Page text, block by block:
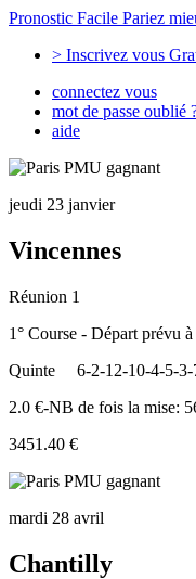
Pronostic Facile Pariez
> Inscrivez vous
connectez vous
mot de passe oublié
aide
jeudi 23 janvier
Vincennes
Réunion 1
1° Course - Départ prévu
Quinte
6-2-12-10-4-5-3-
2.0 €-NB de fois la mise:
3451.40 €
mardi 28 avril
Chantilly